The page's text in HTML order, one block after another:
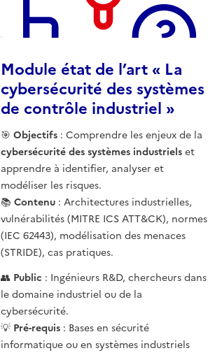
Module état de l’art « La
cybersécurité des systèmes
de contrôle industriel »
Ouvre une nouvelle fenêtre
🎯 Objectifs : Comprendre les enjeux de la
cybersécurité des systèmes industrielset
apprendre à identifier, analyser et
modéliser les risques.
📚Contenu : Architectures industrielles,
vulnérabilités (MITRE ICS ATT&CK), normes
(IEC 62443), modélisation des menaces
(STRIDE), cas pratiques.
👥 Public : Ingénieurs R&D, chercheurs dans
le domaine industriel ou de la
cybersécurité.
💡 Pré-requis : Bases en sécurité
informatique ou en systèmes industriels